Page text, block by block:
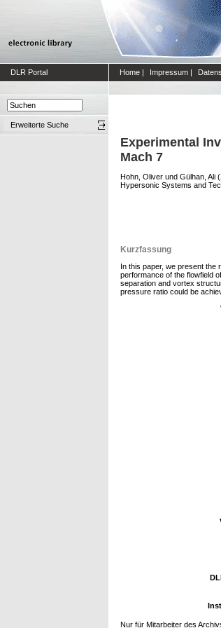
DLR Portal Home | Impressum |
Erweiterte Suche
Experimental
Mach 7
Hohn, Oliver und Gülhan, Ali
Hypersonic Systems and
Kurzfassung
In this paper, we present the
performance of the flowfield
separation and vortex
pressure ratio could be
Nur für Mitarbeiter des